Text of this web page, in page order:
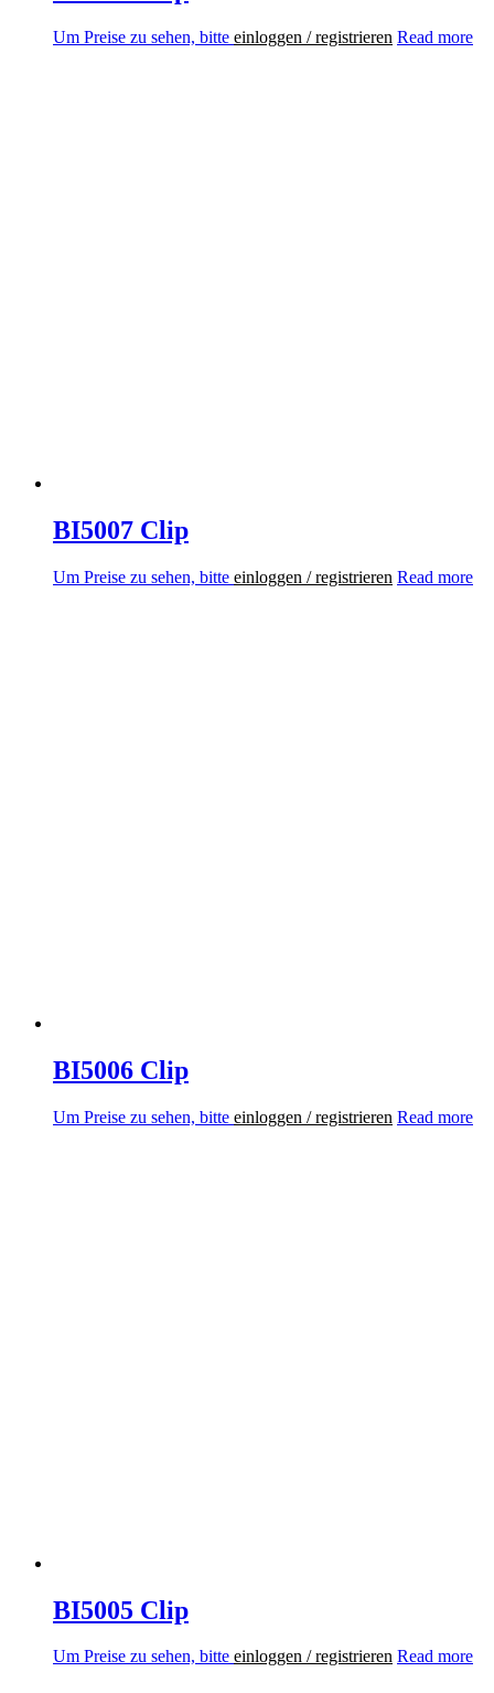
Um Preise zu sehen, bitte einloggen / registrieren Read more
BI5007 Clip
Um Preise zu sehen, bitte einloggen / registrieren Read more
BI5006 Clip
Um Preise zu sehen, bitte einloggen / registrieren Read more
BI5005 Clip
Um Preise zu sehen, bitte einloggen / registrieren Read more